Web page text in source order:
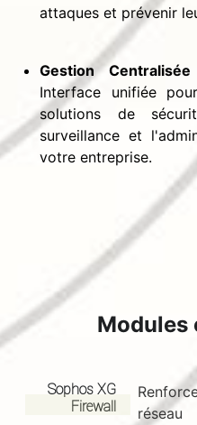
attaques et prévenir
Gestion
Interface unifiée
solutions de
surveillance et
votre entreprise.
Modules
Sophos XG
Firewall